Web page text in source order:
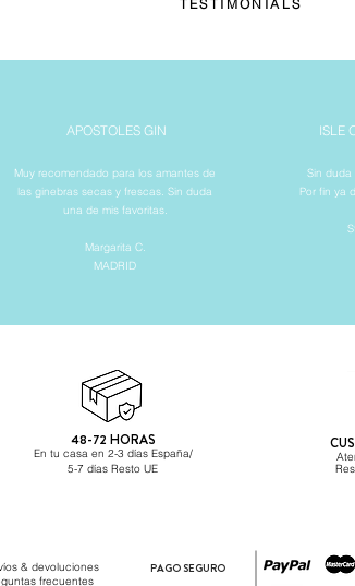
TESTIMONIALS
APOSTOLES GIN
Muy recomendado para los amantes de
las ginebras secas y frescas. Sin duda
una de mis favoritas.
Margarita C.
MADRID
ISLE
Sin duda
Por fin ya
48-72 HORAS
En tu casa en 2-3 días España/
5-7 días Resto UE
& devoluciones
frecuentes
PAGO SEGURO